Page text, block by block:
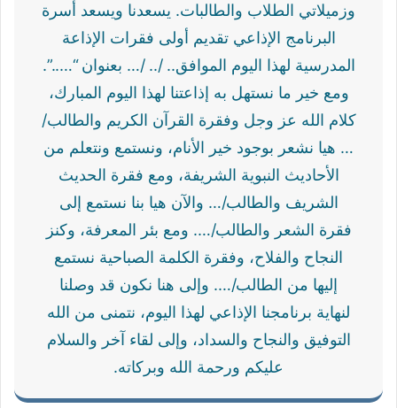
وزميلاتي الطلاب والطالبات. يسعدنا ويسعد أسرة
البرنامج الإذاعي تقديم أولى فقرات الإذاعة
المدرسية لهذا اليوم الموافق.. /.. /… بعنوان “…..”.
ومع خير ما نستهل به إذاعتنا لهذا اليوم المبارك،
كلام الله عز وجل وفقرة القرآن الكريم والطالب/
… هيا نشعر بوجود خير الأنام، ونستمع ونتعلم من
الأحاديث النبوية الشريفة، ومع فقرة الحديث
الشريف والطالب/… والآن هيا بنا نستمع إلى
فقرة الشعر والطالب/…. ومع بئر المعرفة، وكنز
النجاح والفلاح، وفقرة الكلمة الصباحية نستمع
إليها من الطالب/…. وإلى هنا نكون قد وصلنا
لنهاية برنامجنا الإذاعي لهذا اليوم، نتمنى من الله
التوفيق والنجاح والسداد، وإلى لقاء آخر والسلام
عليكم ورحمة الله وبركاته.